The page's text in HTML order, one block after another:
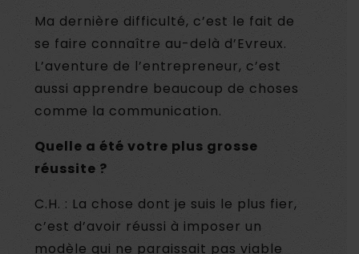
Ma dernière difficulté, c’est le fait de
se faire connaître au-delà d’Evreux.
L’aventure de l’entrepreneur, c’est
aussi apprendre beaucoup de choses
comme la communication.
Quelle a été votre plus grosse
réussite ?
C.H. : La chose dont je suis le plus fier,
c’est d’avoir réussi à imposer un
modèle qui ne paraissait pas viable